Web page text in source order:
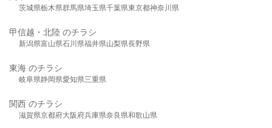
茨城県栃木県群馬県埼玉県千葉県東京都神奈川県
甲信越・北陸 のチラシ
新潟県富山県石川県福井県山梨県長野県
東海 のチラシ
岐阜県静岡県愛知県三重県
関西 のチラシ
滋賀県京都府大阪府兵庫県奈良県和歌山県